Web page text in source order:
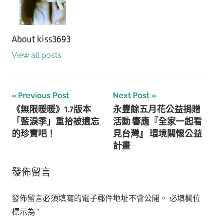
About kiss3693
View all posts
文
章
導
Previous Post
《無限暖暖》1.7版本
「藍淚季」重拾被遺忘
的珍寶吧！
Next Post
永豐餘五月花公益捐贈
活動 響應『全家一起看
見台灣』 環境關懷公益
計畫
發佈留言
發佈留言必須填寫的電子郵件地址不會公開。 必填欄位
標示為 *